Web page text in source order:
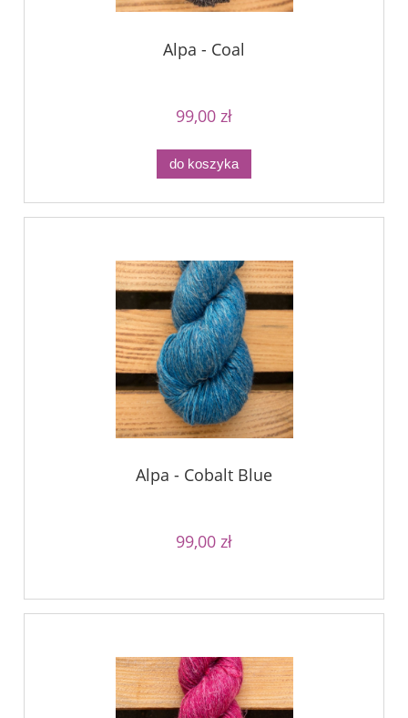
Alpa - Coal
99,00 zł
do koszyka
Alpa - Cobalt Blue
99,00 zł